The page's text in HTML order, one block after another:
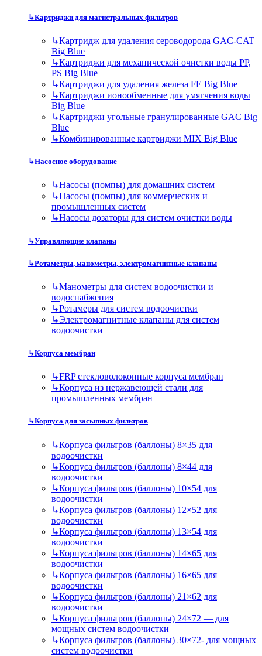
↳Картриджи для магистральных фильтров
↳Картридж для удаления сероводорода GAC-CAT
Big Blue
↳Картриджи для механической очистки воды PP,
PS Big Blue
↳Картриджи для удаления железа FE Big Blue
↳Картриджи ионообменные для умягчения воды
Big Blue
↳Картриджи угольные гранулированные GAC Big
Blue
↳Комбинированные картриджи MIX Big Blue
↳Насосное оборудование
↳Насосы (помпы) для домашних систем
↳Насосы (помпы) для коммерческих и
промышленных систем
↳Насосы дозаторы для систем очистки воды
↳Управляющие клапаны
↳Ротаметры, манометры, электромагнитные клапаны
↳Манометры для систем водоочистки и
водоснабжения
↳Ротамеры для систем водоочистки
↳Электромагнитные клапаны для систем
водоочистки
↳Корпуса мембран
↳FRP стекловолоконные корпуса мембран
↳Корпуса из нержавеющей стали для
промышленных мембран
↳Корпуса для засыпных фильтров
↳Корпуса фильтров (баллоны) 8×35 для
водоочистки
↳Корпуса фильтров (баллоны) 8×44 для
водоочистки
↳Корпуса фильтров (баллоны) 10×54 для
водоочистки
↳Корпуса фильтров (баллоны) 12×52 для
водоочистки
↳Корпуса фильтров (баллоны) 13×54 для
водоочистки
↳Корпуса фильтров (баллоны) 14×65 для
водоочистки
↳Корпуса фильтров (баллоны) 16×65 для
водоочистки
↳Корпуса фильтров (баллоны) 21×62 для
водоочистки
↳Корпуса фильтров (баллоны) 24×72 — для
мощных систем водоочистки
↳Корпуса фильтров (баллоны) 30×72- для мощных
систем водоочистки